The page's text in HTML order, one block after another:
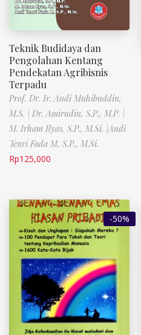
Teknik Budidaya dan
Pengolahan Kentang
Pendekatan Agribisnis
Terpadu
Prof. Dr. Ir. Andi Muhibuddin,
M.S. | Dr. Amirudin, S.P., M.P. |
M. Irham Ilyas, S.P., M.Si. |Andi
Tenri Fada M, S.P., M.Si.
Rp125,000
-50%